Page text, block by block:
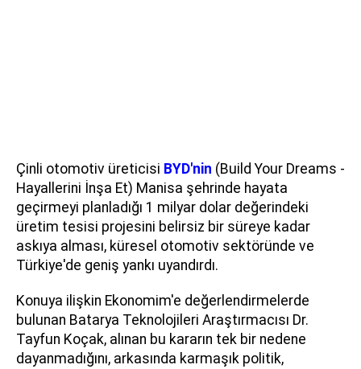
Çinli otomotiv üreticisi BYD'nin (Build Your Dreams -
Hayallerini İnşa Et) Manisa şehrinde hayata
geçirmeyi planladığı 1 milyar dolar değerindeki
üretim tesisi projesini belirsiz bir süreye kadar
askıya alması, küresel otomotiv sektöründe ve
Türkiye'de geniş yankı uyandırdı.
Konuya ilişkin Ekonomim'e değerlendirmelerde
bulunan Batarya Teknolojileri Araştırmacısı Dr.
Tayfun Koçak, alınan bu kararın tek bir nedene
dayanmadığını, arkasında karmaşık politik,